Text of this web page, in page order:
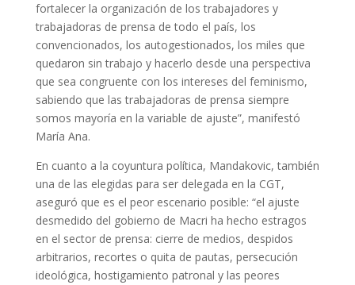
fortalecer la organización de los trabajadores y
trabajadoras de prensa de todo el país, los
convencionados, los autogestionados, los miles que
quedaron sin trabajo y hacerlo desde una perspectiva
que sea congruente con los intereses del feminismo,
sabiendo que las trabajadoras de prensa siempre
somos mayoría en la variable de ajuste”, manifestó
María Ana.
En cuanto a la coyuntura política, Mandakovic, también
una de las elegidas para ser delegada en la CGT,
aseguró que es el peor escenario posible: “el ajuste
desmedido del gobierno de Macri ha hecho estragos
en el sector de prensa: cierre de medios, despidos
arbitrarios, recortes o quita de pautas, persecución
ideológica, hostigamiento patronal y las peores